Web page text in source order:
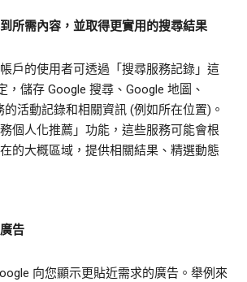
所需內容，並取得更實用的搜尋結果
戶的使用者可透過「搜尋服務記錄」這
，儲存 Google 搜尋、Google 地圖、
活動記錄和相關資訊 (例如所在位置)。
個人化推薦」功能，這些服務可能會根
的大概區域，提供相關結果、精選動態
告
向您顯示更貼近需求的廣告。舉例來